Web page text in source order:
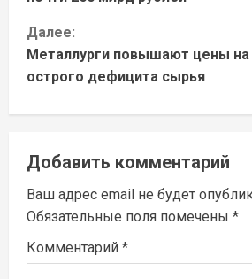
о
д
ж
и
т
Далее:
Металлурги повышают цены на
острого дефицита сырья
Добавить комментарий
Ваш адрес email не будет
Обязательные поля помечены *
Комментарий *